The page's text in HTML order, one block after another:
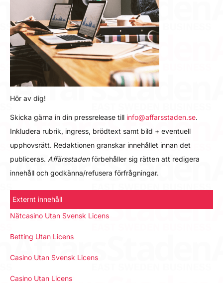
Hör av dig!
Skicka gärna in din pressrelease till info@affarsstaden.se.
Inkludera rubrik, ingress, brödtext samt bild + eventuell
upphovsrätt. Redaktionen granskar innehållet innan det
publiceras. Affärsstadenförbehåller sig rätten att redigera
innehåll och godkänna/refusera förfrågningar.
Externt innehåll
Nätcasino Utan Svensk Licens
Betting Utan Licens
Casino Utan Svensk Licens
Casino Utan Licens